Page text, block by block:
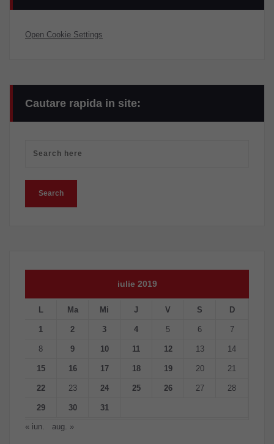
Open Cookie Settings
Cautare rapida in site:
iulie 2019
L Ma Mi J V S D
1 2 3 4 5 6 7
8 9 10 11 12 13 14
15 16 17 18 19 20 21
22 23 24 25 26 27 28
29 30 31
« iun. aug. »